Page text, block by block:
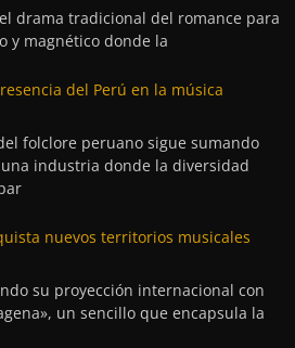
drama tradicional del romance para
y magnético donde la
del Perú en la música
folclore peruano sigue sumando
industria donde la diversidad
nuevos territorios musicales
su proyección internacional con
un sencillo que encapsula la